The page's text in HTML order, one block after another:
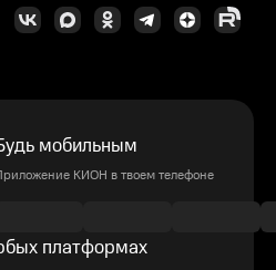
мобильным
КИОН в твоем телефоне
платформах